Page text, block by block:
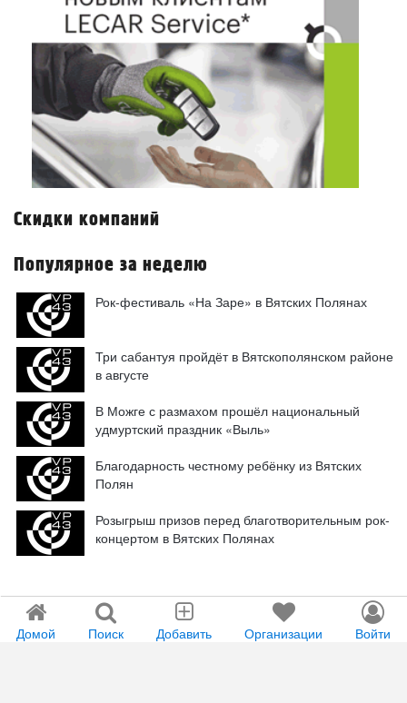
Домой Поиск Добавить Организации Войти
Скидки компаний
Популярное за неделю
Рок-фестиваль «На Заре» в Вятских Полянах
Три сабантуя пройдёт в Вятскополянском районе
в августе
В Можге с размахом прошёл национальный
удмуртский праздник «Выль»
Благодарность честному ребёнку из Вятских
Полян
Розыгрыш призов перед благотворительным рок-
концертом в Вятских Полянах
Мобильное приложения